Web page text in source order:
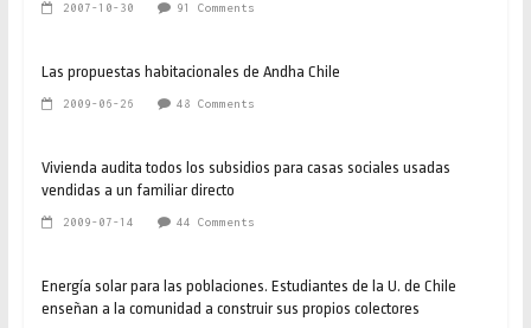
2007-10-30 91 Comments
Las propuestas habitacionales de Andha Chile
2009-06-26 48 Comments
Vivienda audita todos los subsidios para casas sociales usadas
vendidas a un familiar directo
2009-07-14 44 Comments
Energía solar para las poblaciones. Estudiantes de la U. de Chile
enseñan a la comunidad a construir sus propios colectores